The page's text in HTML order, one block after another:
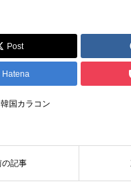
Post
Hatena
韓国カラコン